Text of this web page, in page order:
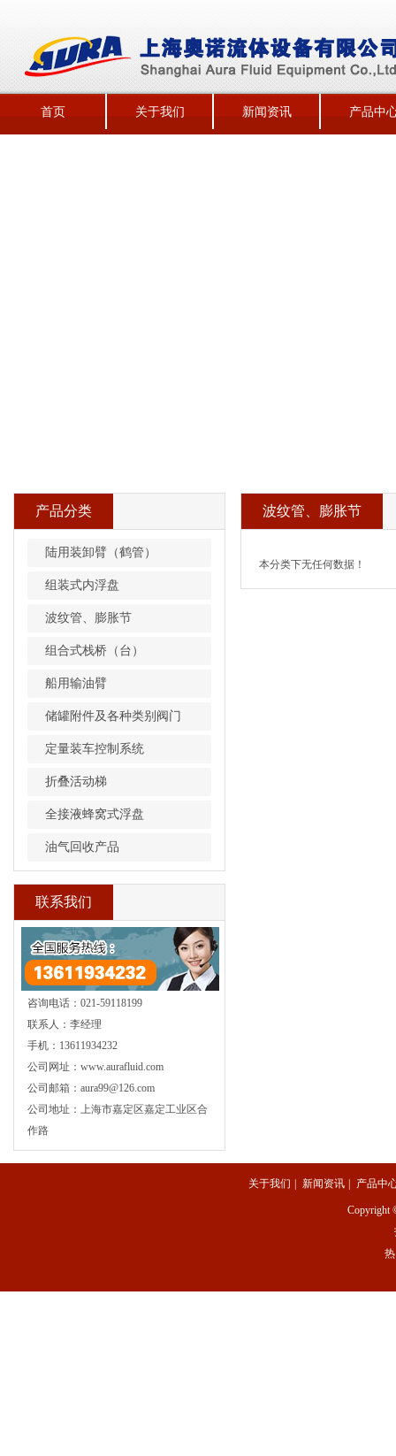
首页 关于我们 新闻资讯 产品中
产品分类
陆用装卸臂（鹤管）
组装式内浮盘
波纹管、膨胀节
组合式栈桥（台）
船用输油臂
储罐附件及各种类别阀门
定量装车控制系统
折叠活动梯
全接液蜂窝式浮盘
油气回收产品
联系我们
咨询电话：021-59118199
联系人：李经理
手机：13611934232
公司网址：www.aurafluid.com
公司邮箱：aura99@126.com
公司地址：上海市嘉定区嘉定工业区合
作路
波纹管、膨胀节
本分类下无任何数据！
关于我们 新闻资讯 产品中
Copyright